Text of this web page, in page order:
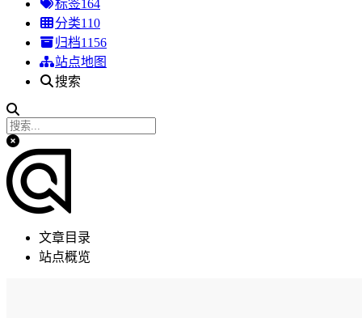
标签164
分类110
归档1156
站点地图
搜索
文章目录
站点概览